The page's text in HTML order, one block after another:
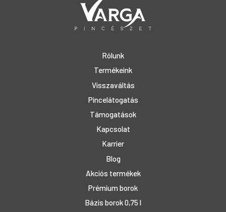
Rólunk
Termékeink
Visszaváltás
Pincelátogatás
Támogatások
Kapcsolat
Karrier
Blog
Akciós termékek
Prémium borok
Bázis borok 0,75 l